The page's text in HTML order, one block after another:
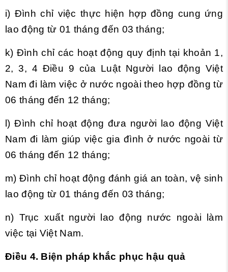
i) Đình chỉ việc thực hiện hợp đồng cung ứng
lao động từ 01 tháng đến 03 tháng;
k) Đình chỉ các hoạt động quy định tại khoản 1,
2, 3, 4 Điều 9 của Luật Người lao động Việt
Nam đi làm việc ở nước ngoài theo hợp đồng từ
06 tháng đến 12 tháng;
l) Đình chỉ hoạt động đưa người lao động Việt
Nam đi làm giúp việc gia đình ở nước ngoài từ
06 tháng đến 12 tháng;
m) Đình chỉ hoạt động đánh giá an toàn, vệ sinh
lao động từ 01 tháng đến 03 tháng;
n) Trục xuất người lao động nước ngoài làm
việc tại Việt Nam.
Điều 4. Biện pháp khắc phục hậu quả